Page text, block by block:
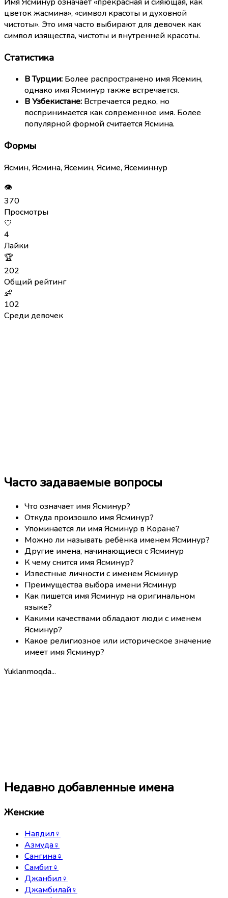
цветок жасмина», «символ красоты и духовной
чистоты». Это имя часто выбирают для девочек как
символ изящества, чистоты и внутренней красоты.
Статистика
В Турции: Более распространено имя Ясемин,
однако имя Ясминур также встречается.
В Узбекистане: Встречается редко, но
воспринимается как современное имя. Более
популярной формой считается Ясмина.
Формы
Ясмин, Ясмина, Ясемин, Ясиме, Ясеминнур
👁
370
Просмотры
🤍
4
Лайки
🏆
202
Общий рейтинг
👶
102
Среди девочек
Часто задаваемые вопросы
Что означает имя Ясминур?
Откуда произошло имя Ясминур?
Упоминается ли имя Ясминур в Коране?
Можно ли называть ребёнка именем Ясминур?
Другие имена, начинающиеся с Ясминур
К чему снится имя Ясминур?
Известные личности с именем Ясминур
Преимущества выбора имени Ясминур
Как пишется имя Ясминур на оригинальном
языке?
Какими качествами обладают люди с именем
Ясминур?
Какое религиозное или историческое значение
имеет имя Ясминур?
Yuklanmoqda...
Недавно добавленные имена
Женские
Навдил♀
Азмуда♀
Сангина♀
Самбит♀
Джанбил♀
Джамбилай♀